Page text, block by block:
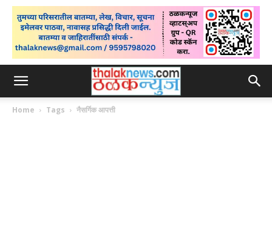
Home Tags नैसर्गिक आपत्ती